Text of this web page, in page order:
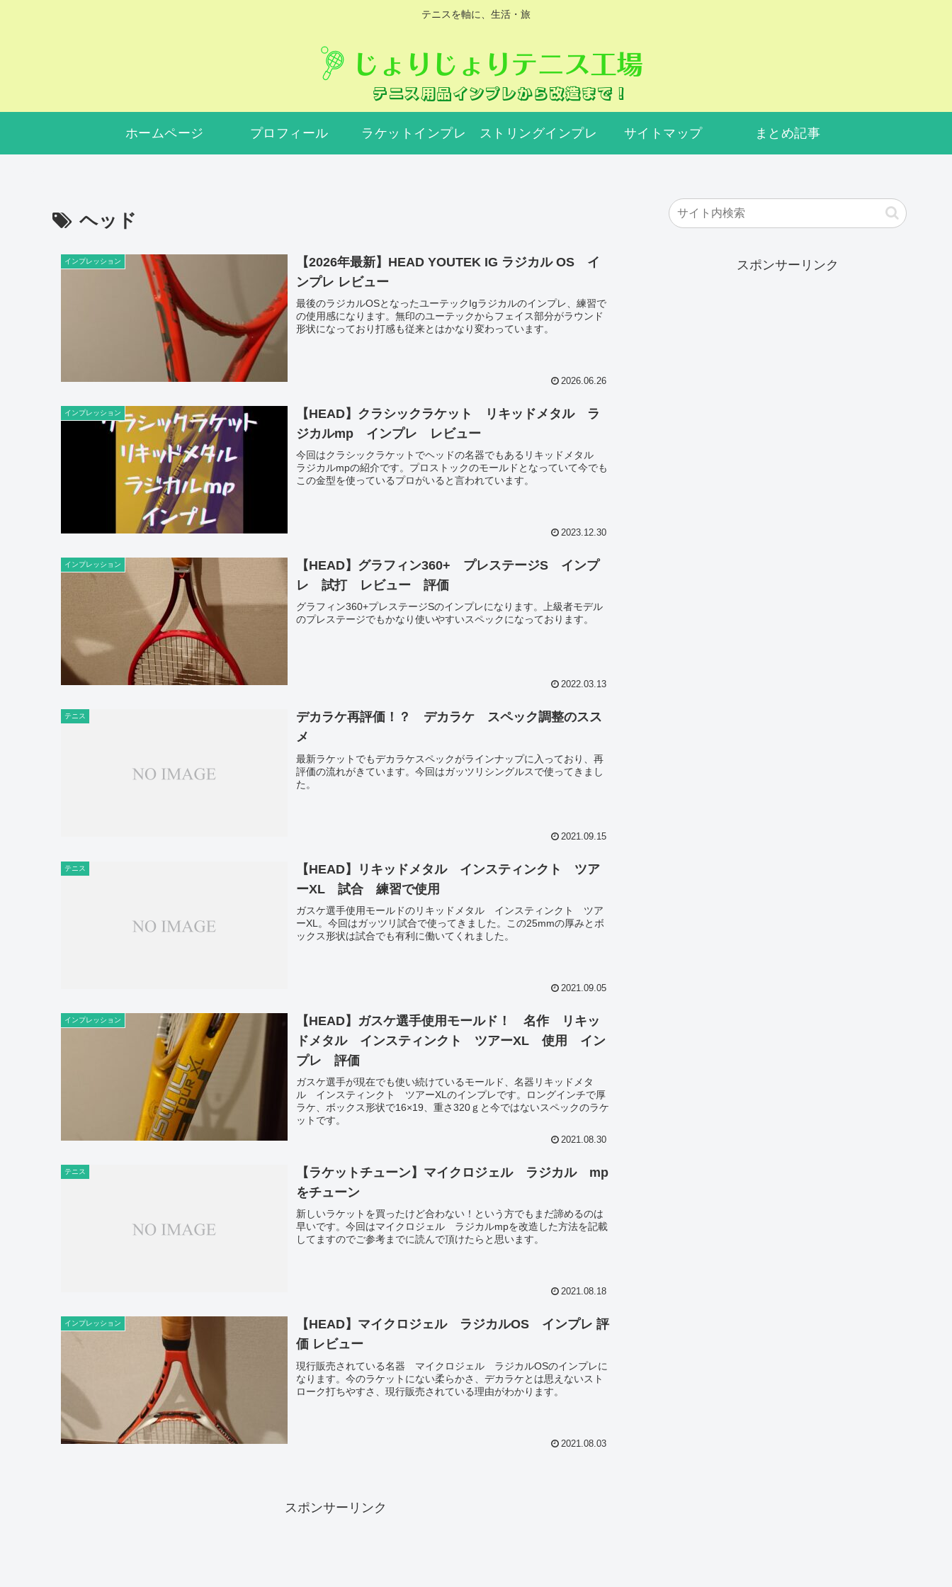
テニスを軸に、生活・旅
ホームページ プロフィール ラケットインプレ ストリングインプレ サイトマップ まとめ記事
ヘッド
インプレッション
【2026年最新】HEAD YOUTEK IG ラジカル OS イ
ンプレ レビュー
最後のラジカルOSとなったユーテックIgラジカルのインプレ、練習で
の使用感になります。無印のユーテックからフェイス部分がラウンド
形状になっており打感も従来とはかなり変わっています。
2026.06.26
インプレッション
【HEAD】クラシックラケット リキッドメタル ラ
ジカルmp インプレ レビュー
今回はクラシックラケットでヘッドの名器でもあるリキッドメタル
ラジカルmpの紹介です。プロストックのモールドとなっていて今でも
この金型を使っているプロがいると言われています。
2023.12.30
インプレッション
【HEAD】グラフィン360+ プレステージS インプ
レ 試打 レビュー 評価
グラフィン360+プレステージSのインプレになります。上級者モデル
のプレステージでもかなり使いやすいスペックになっております。
2022.03.13
テニス
デカラケ再評価！？ デカラケ スペック調整のスス
メ
最新ラケットでもデカラケスペックがラインナップに入っており、再
評価の流れがきています。今回はガッツリシングルスで使ってきまし
た。
2021.09.15
テニス
【HEAD】リキッドメタル インスティンクト ツア
ーXL 試合 練習で使用
ガスケ選手使用モールドのリキッドメタル インスティンクト ツア
ーXL。今回はガッツリ試合で使ってきました。この25mmの厚みとボ
ックス形状は試合でも有利に働いてくれました。
2021.09.05
インプレッション
【HEAD】ガスケ選手使用モールド！ 名作 リキッ
ドメタル インスティンクト ツアーXL 使用 イン
プレ 評価
ガスケ選手が現在でも使い続けているモールド、名器リキッドメタ
ル インスティンクト ツアーXLのインプレです。ロングインチで厚
ラケ、ボックス形状で16×19、重さ320ｇと今ではないスペックのラケ
ットです。
2021.08.30
テニス
【ラケットチューン】マイクロジェル ラジカル mp
をチューン
新しいラケットを買ったけど合わない！という方でもまだ諦めるのは
早いです。今回はマイクロジェル ラジカルmpを改造した方法を記載
してますのでご参考までに読んで頂けたらと思います。
2021.08.18
インプレッション
【HEAD】マイクロジェル ラジカルOS インプレ 評
価 レビュー
現行販売されている名器 マイクロジェル ラジカルOSのインプレに
なります。今のラケットにない柔らかさ、デカラケとは思えないスト
ローク打ちやすさ、現行販売されている理由がわかります。
2021.08.03
スポンサーリンク
スポンサーリンク